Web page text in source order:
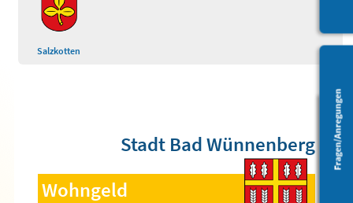
Barrierefreiheit
Fragen/Anregungen
Salzkotten
Stadt Bad Wünnenberg
Wohngeld